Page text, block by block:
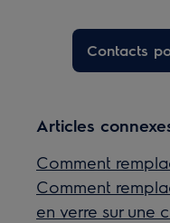
Contacts
Articles
Comment
Comment
en verre sur une